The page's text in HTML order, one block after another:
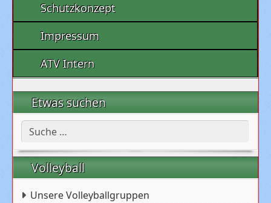
Schutzkonzept
Impressum
ATV Intern
Etwas suchen
Suchen
Volleyball
Unsere Volleyballgruppen